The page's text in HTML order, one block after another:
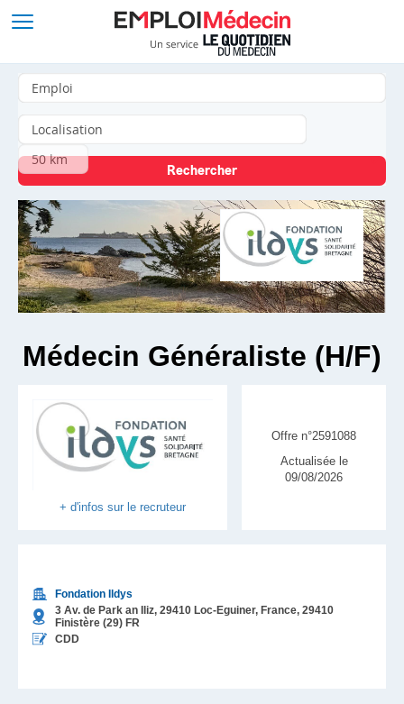
Médecin Généraliste (H/F)
+ d'infos sur le recruteur
Fondation Ildys
3 Av. de Park an Iliz, 29410 Loc-Eguiner, France, 29410
Finistère (29) FR
CDD
Offre n°2591088
Actualisée le
09/08/2026